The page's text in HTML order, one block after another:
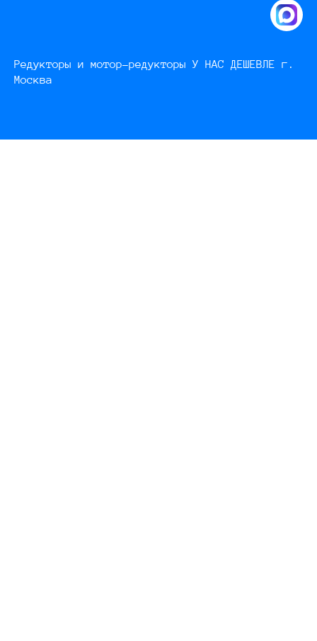
Редукторы и мотор-редукторы У НАС ДЕШЕВЛЕ г.
Москва